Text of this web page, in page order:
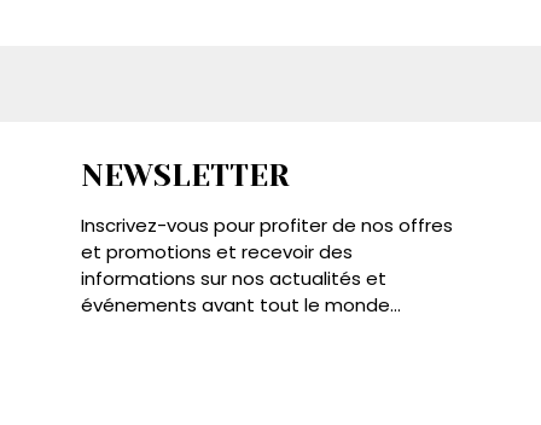
NEWSLETTER
Inscrivez-vous pour profiter de nos offres
et promotions et recevoir des
informations sur nos actualités et
événements avant tout le monde...